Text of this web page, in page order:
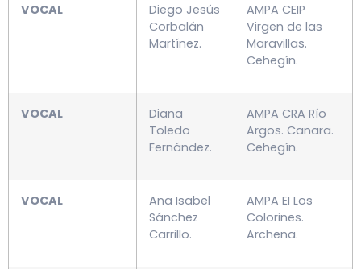
VOCAL
Diego Jesús
Corbalán
Martínez.
AMPA CEIP
Virgen de las
Maravillas.
Cehegín.
VOCAL
Diana
Toledo
Fernández.
AMPA CRA Río
Argos. Canara.
Cehegín.
VOCAL
Ana Isabel
Sánchez
Carrillo.
AMPA EI Los
Colorines.
Archena.